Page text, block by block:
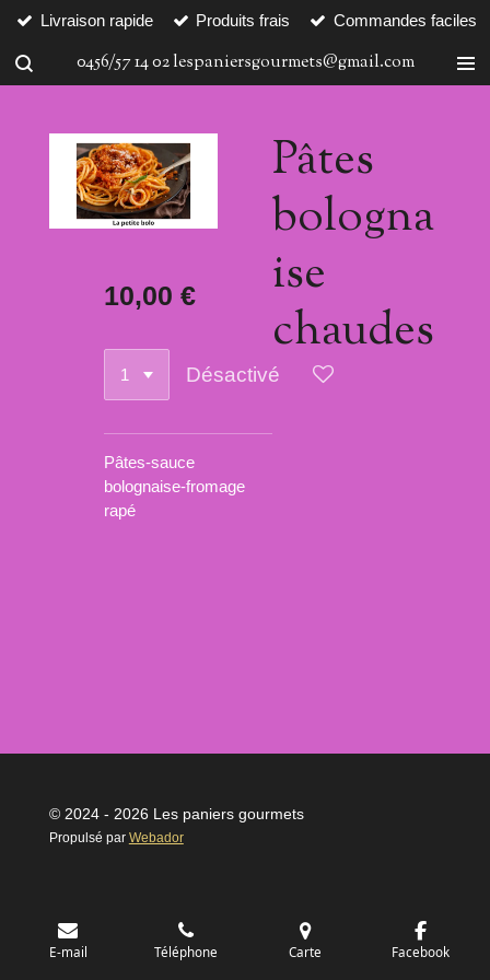
Passer
contenu
0456/57 14 02 lespaniersgourmets@gmail.com
Livraison rapide Produits frais Commandes faciles
Pâtes
bologna
ise
chaudes
10,00 €
Désactivé
Pâtes-sauce
bolognaise-fromage
rapé
© 2024 - 2026 Les paniers gourmets
Propulsé par Webador
E-mail Téléphone Carte Facebook